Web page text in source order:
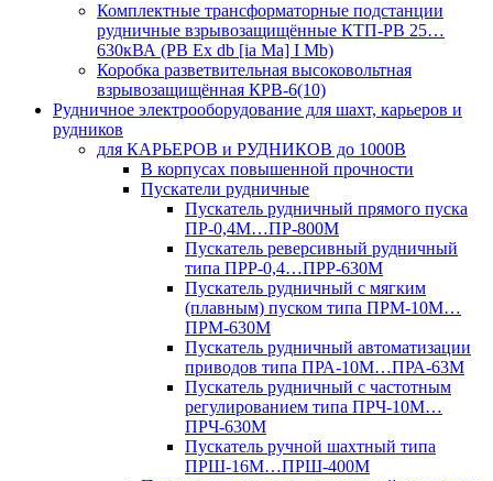
Комплектные трансформаторные подстанции
рудничные взрывозащищённые КТП-РВ 25…
630кВА (РВ Ex db [ia Ma] I Mb)
Коробка разветвительная высоковольтная
взрывозащищённая КРВ-6(10)
Рудничное электрооборудование для шахт, карьеров и
рудников
для КАРЬЕРОВ и РУДНИКОВ до 1000В
В корпусах повышенной прочности
Пускатели рудничные
Пускатель рудничный прямого пуска
ПР-0,4М…ПР-800М
Пускатель реверсивный рудничный
типа ПРР-0,4…ПРР-630М
Пускатель рудничный с мягким
(плавным) пуском типа ПРМ-10М…
ПРМ-630М
Пускатель рудничный автоматизации
приводов типа ПРА-10М…ПРА-63М
Пускатель рудничный с частотным
регулированием типа ПРЧ-10М…
ПРЧ-630М
Пускатель ручной шахтный типа
ПРШ-16М…ПРШ-400М